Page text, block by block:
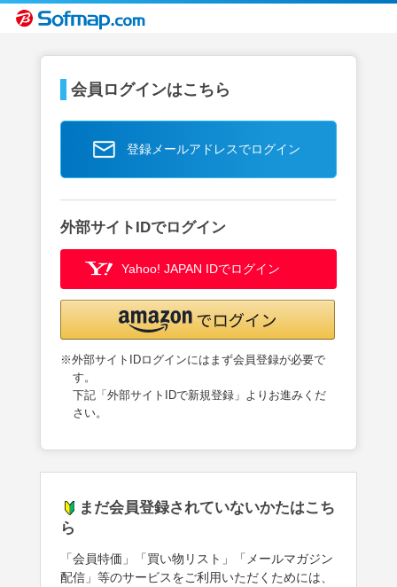
会員ログインはこちら
登録メールアドレスでログイン
外部サイトIDでログイン
Yahoo! JAPAN IDでログイン
※外部サイトIDログインにはまず会員登録が必要で
す。
下記「外部サイトIDで新規登録」よりお進みくだ
さい。
まだ会員登録されていないかたはこち
ら
「会員特価」「買い物リスト」「メールマガジン
配信」等のサービスをご利用いただくためには、